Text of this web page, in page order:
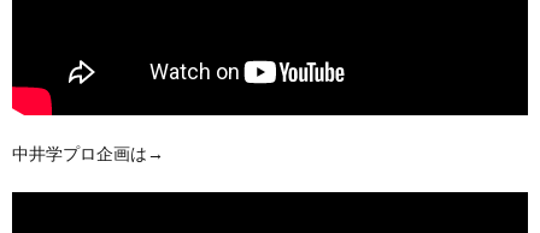
中井学プロ企画は→